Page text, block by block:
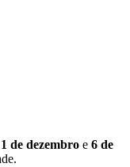
1 de dezembro e 6 de